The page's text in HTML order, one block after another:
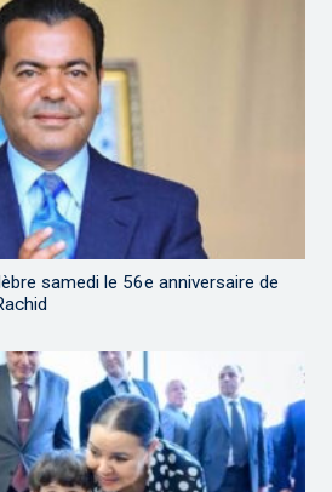
samedi le 56e anniversaire de